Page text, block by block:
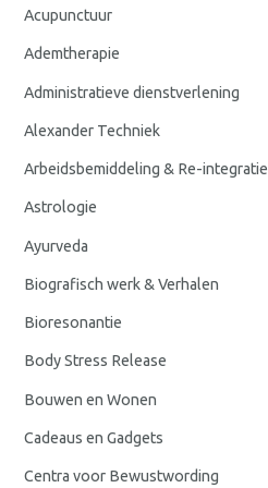
Acupunctuur
Ademtherapie
Administratieve dienstverlening
Alexander Techniek
Arbeidsbemiddeling & Re-integratie
Astrologie
Ayurveda
Biografisch werk & Verhalen
Bioresonantie
Body Stress Release
Bouwen en Wonen
Cadeaus en Gadgets
Centra voor Bewustwording